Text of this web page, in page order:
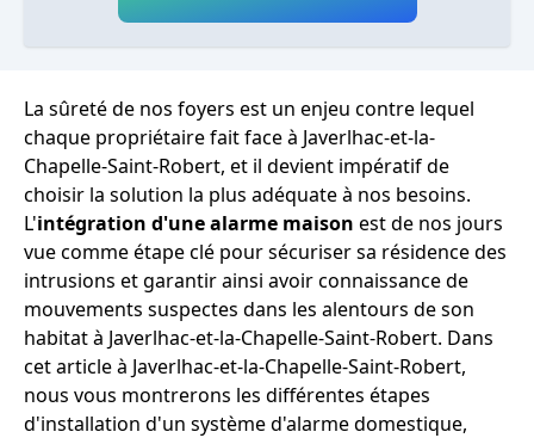
La sûreté de nos foyers est un enjeu contre lequel
chaque propriétaire fait face à Javerlhac-et-la-
Chapelle-Saint-Robert, et il devient impératif de
choisir la solution la plus adéquate à nos besoins.
L'intégration d'une alarme maison est de nos jours
vue comme étape clé pour sécuriser sa résidence des
intrusions et garantir ainsi avoir connaissance de
mouvements suspectes dans les alentours de son
habitat à Javerlhac-et-la-Chapelle-Saint-Robert. Dans
cet article à Javerlhac-et-la-Chapelle-Saint-Robert,
nous vous montrerons les différentes étapes
d'installation d'un système d'alarme domestique,